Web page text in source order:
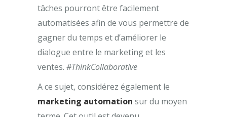
tâches pourront être facilement
automatisées afin de vous permettre de
gagner du temps et d’améliorer le
dialogue entre le marketing et les
ventes. #ThinkCollaborative
A ce sujet, considérez également le
marketing automation sur du moyen